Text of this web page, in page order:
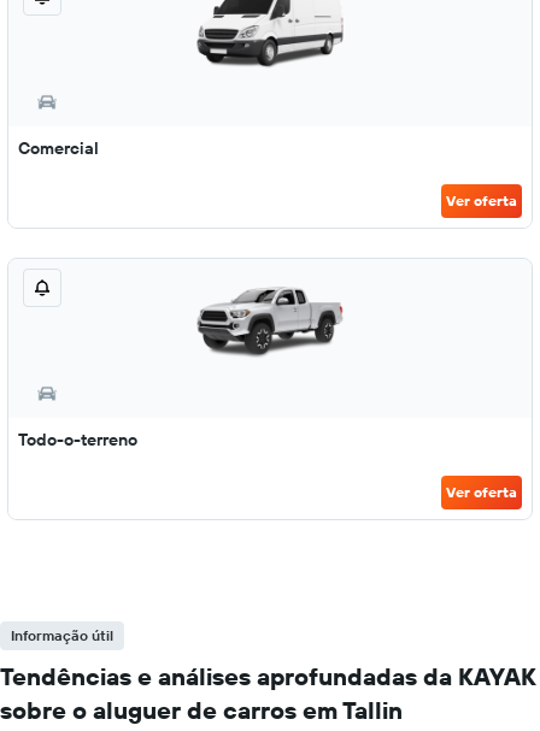
Comercial
Ver oferta
Todo-o-terreno
Ver oferta
Informação útil
Tendências e análises aprofundadas da KAYAK
sobre o aluguer de carros em Tallin